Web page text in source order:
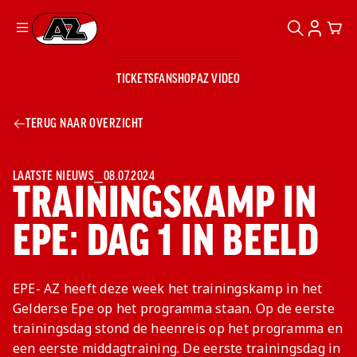
Ga naar onze homepage
TICKETSFANSHOPAZ VIDEO
AZ 1
VROUWEN
JONG AZ
FANSHOP
BUSINESS
AZ Business
Wat is AZ
AZ Business
Events
Losse tickets
Kees Kist
Georg Kessler
Lounge
Skybox
Exposure
Partnership
Bestel je
NieuwsNIEUWS
Teams
TEAMS
Club & Fans
CLUB & FANS
JEUGDOPLEIDING
ZOEKEN
TERUG NAAR OVERZICHT
TRAININGSKAMP IN
EPE: DAG 1 IN BEELD
LAATSTE NIEUWS 08.07.2024
EPE- AZ heeft deze week het trainingskamp in het
Gelderse Epe op het programma staan. Op de eerste
trainingsdag stond de heenreis op het programma en
een eerste middagtraining. De eerste trainingsdag in